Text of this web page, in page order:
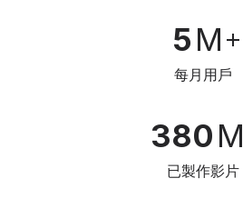
5M
每月用戶
380M
已製作影片